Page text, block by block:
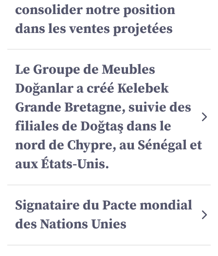
consolider notre position
dans les ventes projetées
Le Groupe de Meubles
Doğanlar a créé Kelebek
Grande Bretagne, suivie des
filiales de Doğtaş dans le
nord de Chypre, au Sénégal et
aux États-Unis.
Signataire du Pacte mondial
des Nations Unies